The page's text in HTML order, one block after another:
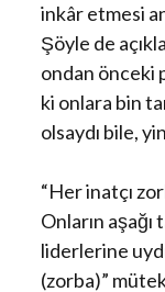
inkâr etmesi
Şöyle de
ondan önceki
ki onlara bin
olsaydı bile,
“Her inatçı
Onların aşağı
liderlerine
(zorba)”